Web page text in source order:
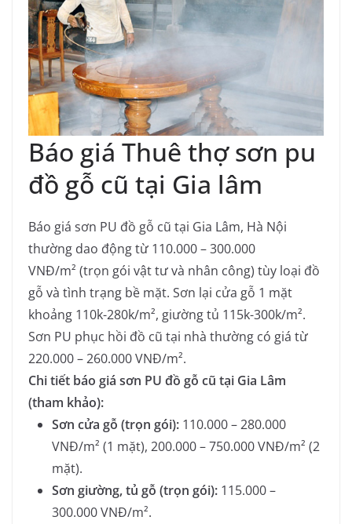
Báo giá Thuê thợ sơn pu
đồ gỗ cũ tại Gia lâm
Báo giá sơn PU đồ gỗ cũ tại Gia Lâm, Hà Nội
thường dao động từ 110.000 – 300.000
VNĐ/m² (trọn gói vật tư và nhân công) tùy loại đồ
gỗ và tình trạng bề mặt. Sơn lại cửa gỗ 1 mặt
khoảng 110k-280k/m², giường tủ 115k-300k/m².
Sơn PU phục hồi đồ cũ tại nhà thường có giá từ
220.000 – 260.000 VNĐ/m².
Chi tiết báo giá sơn PU đồ gỗ cũ tại Gia Lâm
(tham khảo):
Sơn cửa gỗ (trọn gói): 110.000 – 280.000
VNĐ/m² (1 mặt), 200.000 – 750.000 VNĐ/m² (2
mặt).
Sơn giường, tủ gỗ (trọn gói): 115.000 –
300.000 VNĐ/m².